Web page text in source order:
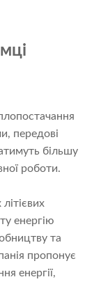
передові
більшу
роботи.
енергію
та
пропонує
енергії,